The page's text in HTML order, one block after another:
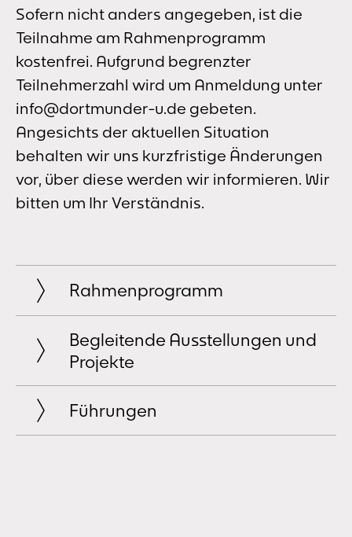
Sofern nicht anders angegeben, ist die
Teilnahme am Rahmenprogramm
kostenfrei. Aufgrund begrenzter
Teilnehmerzahl wird um Anmeldung unter
info@dortmunder-u.de gebeten.
Angesichts der aktuellen Situation
behalten wir uns kurzfristige Änderungen
vor, über diese werden wir informieren. Wir
bitten um Ihr Verständnis.
Rahmenprogramm
Begleitende Ausstellungen und
Projekte
Führungen